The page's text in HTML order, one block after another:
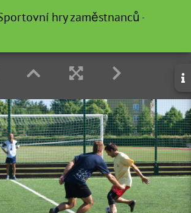
hry zaměstnanců -